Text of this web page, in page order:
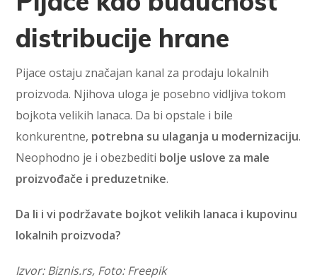
distribucije hrane
Pijace ostaju značajan kanal za prodaju lokalnih
proizvoda. Njihova uloga je posebno vidljiva tokom
bojkota velikih lanaca. Da bi opstale i bile
konkurentne, potrebna su ulaganja u modernizaciju.
Neophodno je i obezbediti bolje uslove za male
proizvođače i preduzetnike.
Da li i vi podržavate bojkot velikih lanaca i kupovinu
lokalnih proizvoda?
Izvor: Biznis.rs, Foto: Freepik